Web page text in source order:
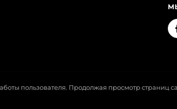
2026 SECRET ANGEL. ВСЕ ПРАВА ЗАЩИЩЕНЫ.
пользователя. Продолжая просмотр страниц